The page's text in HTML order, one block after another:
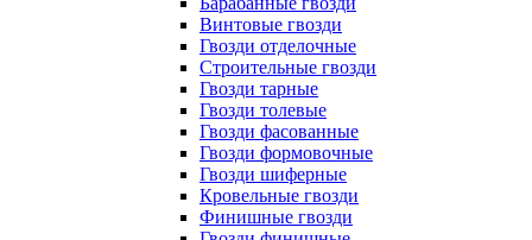
Винтовые гвозди
Гвозди отделочные
Строительные гвозди
Гвозди тарные
Гвозди толевые
Гвозди фасованные
Гвозди формовочные
Гвозди шиферные
Кровельные гвозди
Финишные гвозди